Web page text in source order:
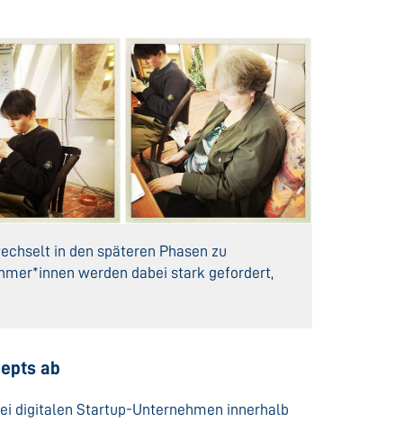
in den späteren Phasen zu
werden dabei stark gefordert,
ab
digitalen Startup-Unternehmen innerhalb